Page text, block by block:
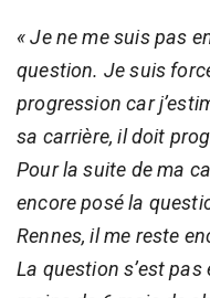
« Je ne me suis pas
question. Je suis
progression car
sa carrière, il doit
Pour la suite de ma
encore posé la
Rennes, il me reste
La question s’est